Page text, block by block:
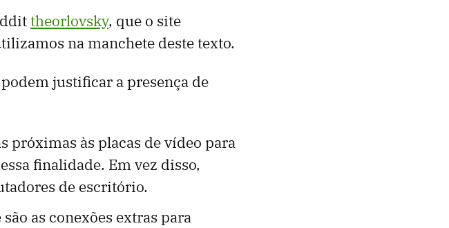
theorlovsky, que o site
na manchete deste texto.
justificar a presença de
próximas às placas de vídeo para
finalidade. Em vez disso,
de escritório.
as conexões extras para